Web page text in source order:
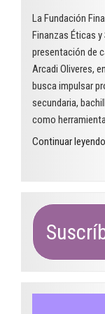
La Fundación
Finanzas Éticas y
presentación de
Arcadi Oliveres,
busca impulsar
secundaria,
como
Continuar leyendo